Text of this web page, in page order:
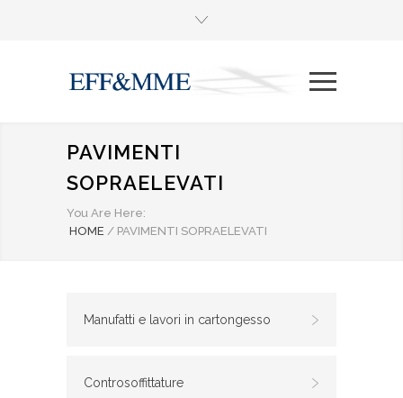
PAVIMENTI
SOPRAELEVATI
You Are Here:
HOME / PAVIMENTI SOPRAELEVATI
Manufatti e lavori in cartongesso
Controsoffittature